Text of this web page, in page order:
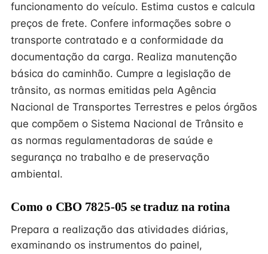
funcionamento do veículo. Estima custos e calcula
preços de frete. Confere informações sobre o
transporte contratado e a conformidade da
documentação da carga. Realiza manutenção
básica do caminhão. Cumpre a legislação de
trânsito, as normas emitidas pela Agência
Nacional de Transportes Terrestres e pelos órgãos
que compõem o Sistema Nacional de Trânsito e
as normas regulamentadoras de saúde e
segurança no trabalho e de preservação
ambiental.
Como o CBO 7825-05 se traduz na rotina
Prepara a realização das atividades diárias,
examinando os instrumentos do painel,